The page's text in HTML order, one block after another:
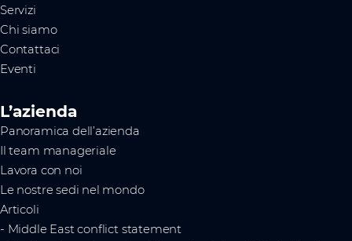
Servizi
Chi siamo
Contattaci
Eventi
L’azienda
Panoramica dell’azienda
Il team manageriale
Lavora con noi
Le nostre sedi nel mondo
Articoli
- Middle East conflict statement